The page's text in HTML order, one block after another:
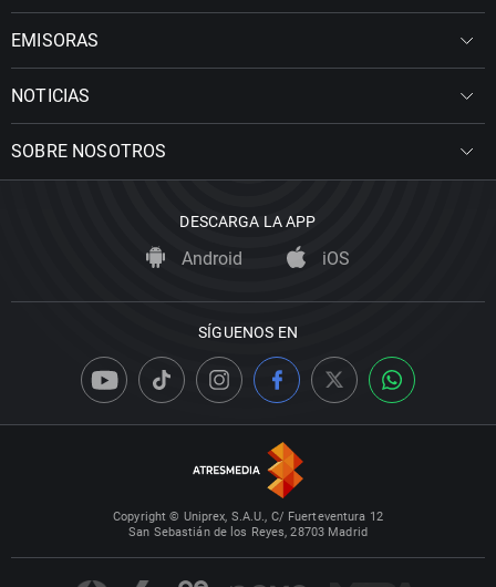
EMISORAS
NOTICIAS
SOBRE NOSOTROS
DESCARGA LA APP
Android iOS
SÍGUENOS EN
Copyright © Uniprex, S.A.U., C/ Fuerteventura 12
San Sebastián de los Reyes, 28703 Madrid